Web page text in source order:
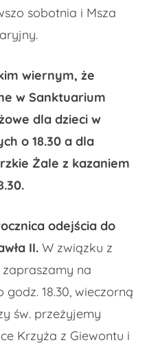
sobotnia i Msza
wiernym, że
w Sanktuarium
dla dzieci w
o 18.30 a dla
Żale z kazaniem
odejścia do
II. W związku z
na
18.30, wieczorną
św. przeżyjemy
Krzyża z Giewontu i